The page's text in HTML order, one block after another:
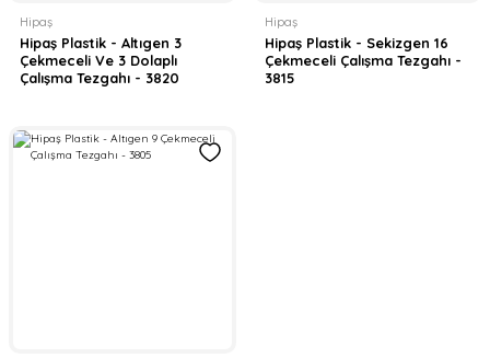
Hipaş
Hipaş Plastik - Altıgen 3
Çekmeceli Ve 3 Dolaplı
Çalışma Tezgahı - 3820
Hipaş
Hipaş Plastik - Sekizgen 16
Çekmeceli Çalışma Tezgahı -
3815